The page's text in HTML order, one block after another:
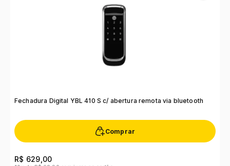
Fechadura Digital YBL 410 S c/ abertura remota via bluetooth
Comprar
R$ 629,00